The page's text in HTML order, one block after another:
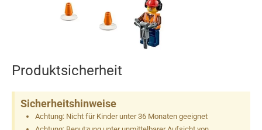
Produktsicherheit
Sicherheitshinweise
Achtung: Nicht für Kinder unter 36 Monaten geeignet